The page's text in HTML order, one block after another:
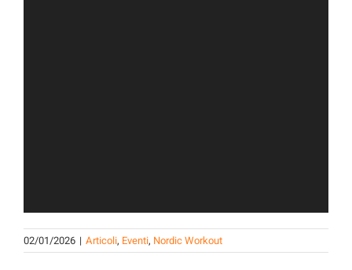
02/01/2026 | Articoli, Eventi, Nordic Workout